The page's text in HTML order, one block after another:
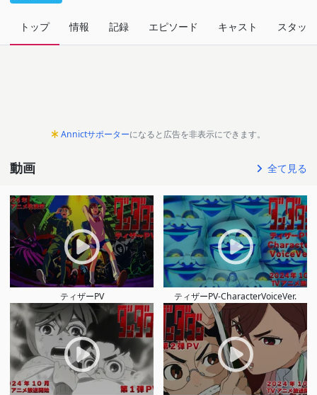
トップ 情報 記録 エピソード キャスト スタッフ
Annictサポーターになると広告を非表示にできます。
動画 全て見る
ティザーPV ティザーPV-CharacterVoiceVer.